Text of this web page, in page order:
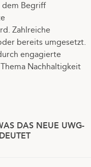
dem Begriff
Zahlreiche
bereits umgesetzt.
engagierte
Nachhaltigkeit
DAS NEUE UWG-